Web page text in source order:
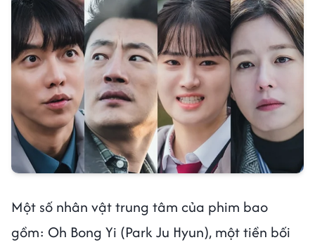
Một số nhân vật trung tâm của phim bao
gồm: Oh Bong Yi (Park Ju Hyun), một tiền bối